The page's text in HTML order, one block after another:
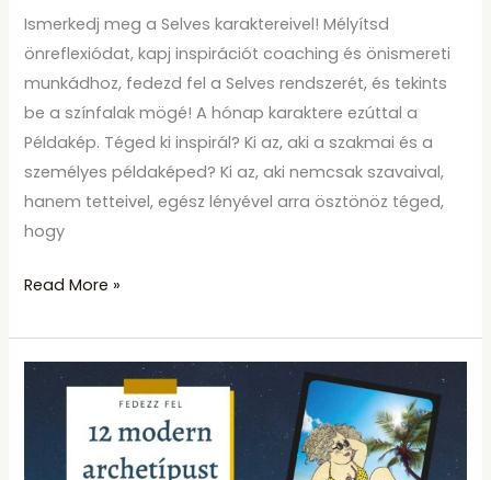
Ismerkedj meg a Selves karaktereivel! Mélyítsd
önreflexiódat, kapj inspirációt coaching és önismereti
munkádhoz, fedezd fel a Selves rendszerét, és tekints
be a színfalak mögé! A hónap karaktere ezúttal a
Példakép. Téged ki inspirál? Ki az, aki a szakmai és a
személyes példaképed? Ki az, aki nemcsak szavaival,
hanem tetteivel, egész lényével arra ösztönöz téged,
hogy
Read More »
Ismerd
meg